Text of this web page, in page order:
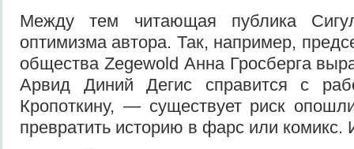
Между тем читающая публика
оптимизма автора. Так, например,
общества Zegewold Анна Гросберга
Арвид Диний Дегис справится с
Кропоткину, — существует риск
превратить историю в фарс или комикс.